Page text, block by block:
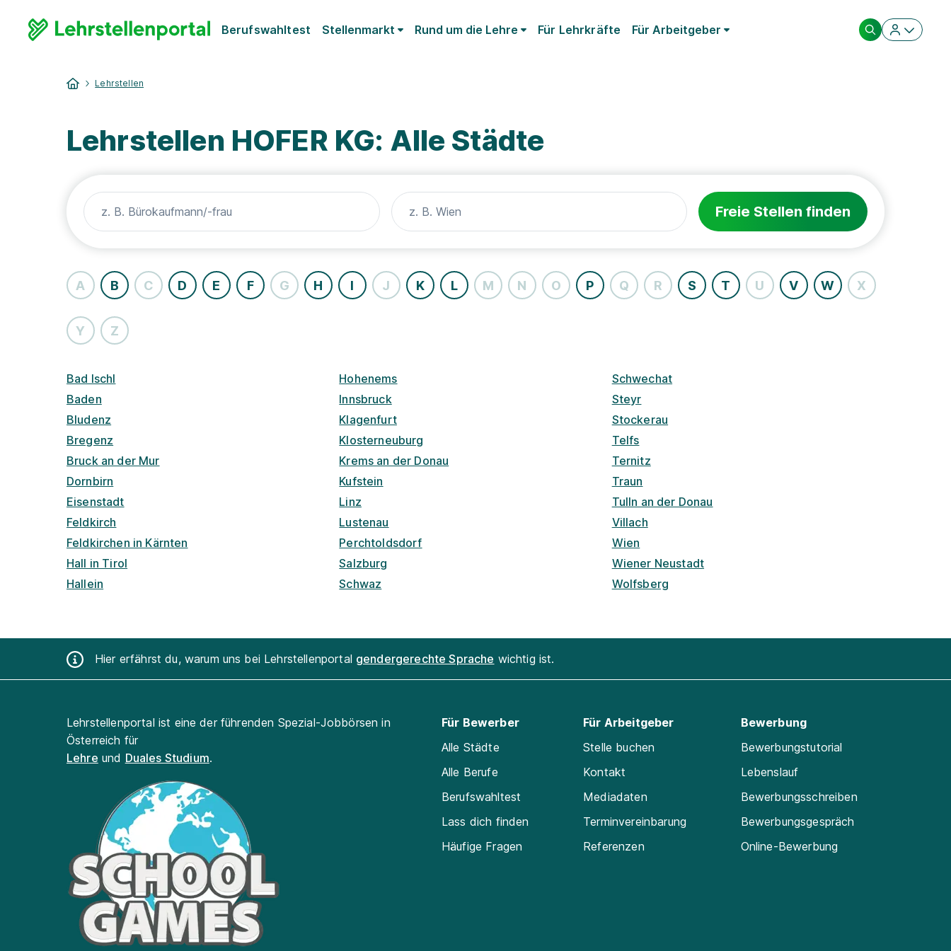
Berufswahltest Stellenmarkt Rund um die Lehre Für Lehrkräfte Für Arbeitgeber
Lehrstellen
Lehrstellen HOFER KG: Alle Städte
Freie Stellen finden
A B C D E F G H I J K L M N O P Q R S T U V W X
Y Z
Bad Ischl
Baden
Bludenz
Bregenz
Bruck an der Mur
Dornbirn
Eisenstadt
Feldkirch
Feldkirchen in Kärnten
Hall in Tirol
Hallein
Hohenems
Innsbruck
Klagenfurt
Klosterneuburg
Krems an der Donau
Kufstein
Linz
Lustenau
Perchtoldsdorf
Salzburg
Schwaz
Schwechat
Steyr
Stockerau
Telfs
Ternitz
Traun
Tulln an der Donau
Villach
Wien
Wiener Neustadt
Wolfsberg
Hier erfährst du, warum uns bei Lehrstellenportal gendergerechte Sprache wichtig ist.
Lehrstellenportal ist eine der führenden Spezial-Jobbörsen in
Österreich für
Lehre und Duales Studium.
Für Bewerber
Alle Städte
Alle Berufe
Berufswahltest
Lass dich finden
Häufige Fragen
Für Arbeitgeber
Stelle buchen
Kontakt
Mediadaten
Terminvereinbarung
Referenzen
Bewerbung
Bewerbungstutorial
Lebenslauf
Bewerbungsschreiben
Bewerbungsgespräch
Online-Bewerbung